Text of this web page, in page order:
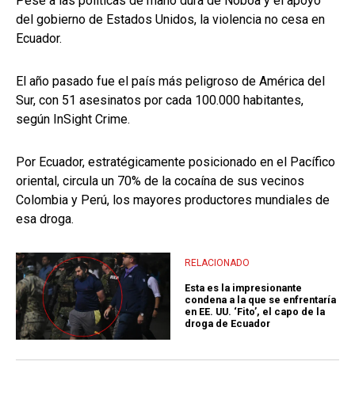
del gobierno de Estados Unidos, la violencia no cesa en
Ecuador.
El año pasado fue el país más peligroso de América del
Sur, con 51 asesinatos por cada 100.000 habitantes,
según InSight Crime.
Por Ecuador, estratégicamente posicionado en el Pacífico
oriental, circula un 70% de la cocaína de sus vecinos
Colombia y Perú, los mayores productores mundiales de
esa droga.
RELACIONADO
Esta es la impresionante
condena a la que se enfrentaría
en EE. UU. ‘Fito’, el capo de la
droga de Ecuador